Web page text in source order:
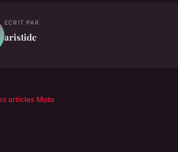
ECRIT PAR
aristide
articles Moto